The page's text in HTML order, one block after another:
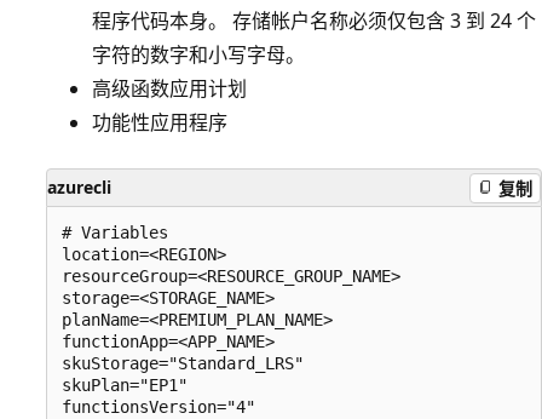
程序代码本身。 存储帐户名称必须仅包含 3 到 24 个
字符的数字和小写字母。
高级函数应用计划
功能性应用程序
azurecli 复制
# Variables
location=<REGION>
resourceGroup=<RESOURCE_GROUP_NAME>
storage=<STORAGE_NAME>
planName=<PREMIUM_PLAN_NAME>
functionApp=<APP_NAME>
skuStorage="Standard_LRS"
skuPlan="EP1"
functionsVersion="4"